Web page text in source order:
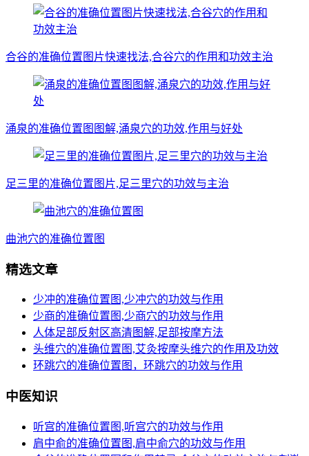
合谷的准确位置图片快速找法,合谷穴的作用和功效主治
涌泉的准确位置图图解,涌泉穴的功效,作用与好处
足三里的准确位置图片,足三里穴的功效与主治
曲池穴的准确位置图
精选文章
少冲的准确位置图,少冲穴的功效与作用
少商的准确位置图,少商穴的功效与作用
人体足部反射区高清图解,足部按摩方法
头维穴的准确位置图,艾灸按摩头维穴的作用及功效
环跳穴的准确位置图，环跳穴的功效与作用
中医知识
听宫的准确位置图,听宫穴的功效与作用
肩中俞的准确位置图,肩中俞穴的功效与作用